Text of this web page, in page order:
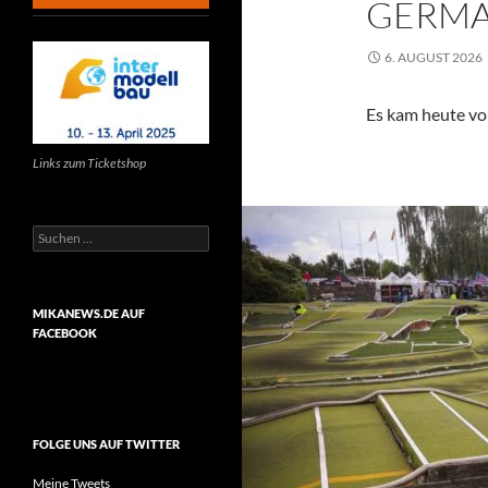
6. AUGUST 2026
Es kam heute
Links zum Ticketshop
Suchen
nach:
MIKANEWS.DE AUF
FACEBOOK
FOLGE UNS AUF TWITTER
Meine Tweets